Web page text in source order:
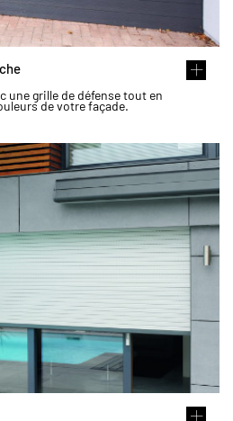
une grille de défense tout en
de votre façade.